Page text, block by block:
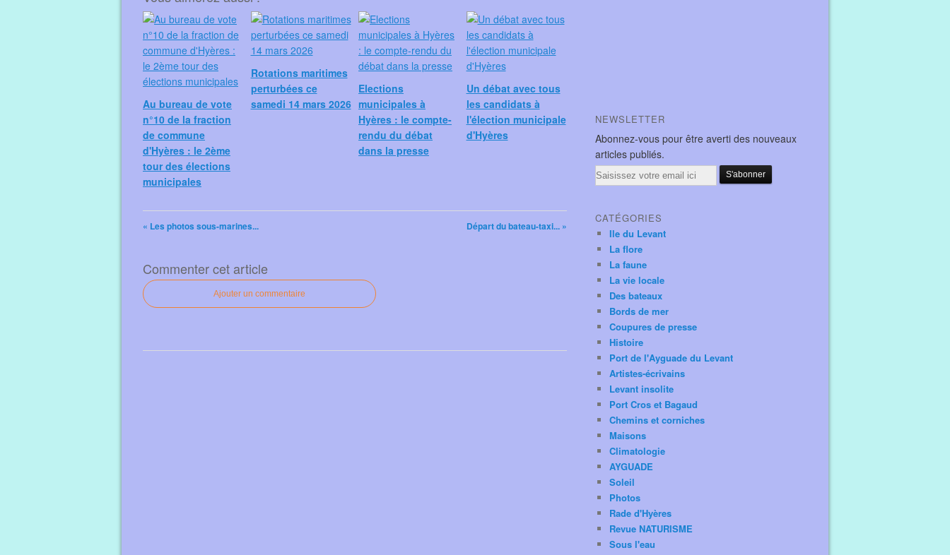
Au bureau de vote
n°10 de la fraction
de commune
d'Hyères : le 2ème
tour des élections
municipales
Rotations maritimes
perturbées ce
samedi 14 mars 2026
Elections
municipales à
Hyères : le compte-
rendu du débat
dans la presse
Un débat avec tous
les candidats à
l'élection municipale
d'Hyères
« Les photos sous-marines... Départ du bateau-taxi... »
Commenter cet article
Ajouter un commentaire
NEWSLETTER
Abonnez-vous pour être averti des nouveaux
articles publiés.
Email
CATÉGORIES
Ile du Levant
La flore
La faune
La vie locale
Des bateaux
Bords de mer
Coupures de presse
Histoire
Port de l'Ayguade du Levant
Artistes-écrivains
Levant insolite
Port Cros et Bagaud
Chemins et corniches
Maisons
Climatologie
AYGUADE
Soleil
Photos
Rade d'Hyères
Revue NATURISME
Sous l'eau